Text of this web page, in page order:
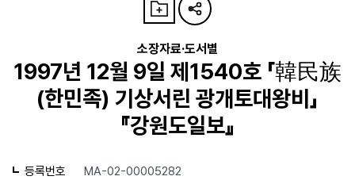
소장자료·도서별
1997년 12월 9일 제1540호 「韓民族
(한민족) 기상서린 광개토대왕비」
『강원도일보』
등록번호 MA-02-00005282